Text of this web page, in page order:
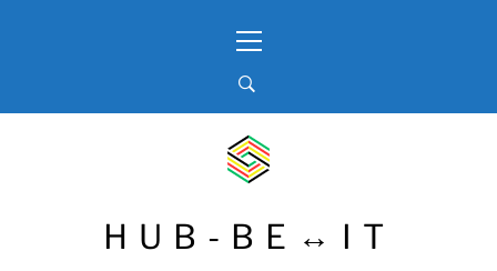
Menu
HUB-BE↔IT